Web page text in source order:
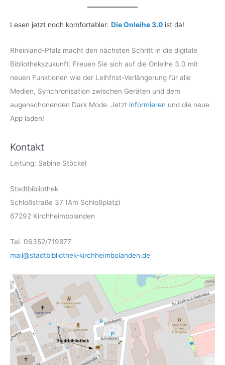
Lesen jetzt noch komfortabler: Die Onleihe 3.0 ist da!
Rheinland-Pfalz macht den nächsten Schritt in die digitale
Bibliothekszukunft. Freuen Sie sich auf die Onleihe 3.0 mit
neuen Funktionen wie der Leihfrist-Verlängerung für alle
Medien, Synchronisation zwischen Geräten und dem
augenschonenden Dark Mode. Jetzt informieren und die neue
App laden!
Kontakt
Leitung: Sabine Stöckel
Stadtbibliothek
Schloßstraße 37 (Am Schloßplatz)
67292 Kirchheimbolanden
Tel. 06352/719877
mail@stadtbibliothek-kirchheimbolanden.de